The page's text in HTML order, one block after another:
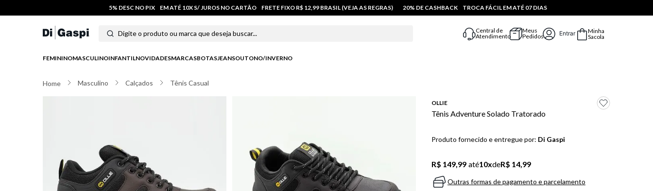
5% DESC NO PIX EM ATÉ 10X S/ JUROS NO CARTÃO FRETE FIXO R$ 12,99 BRASIL (VEJA AS REGRAS) 20% DE CASHBACK TROCA FÁCIL EM ATÉ 07 DIAS
Digite o produto ou marca que deseja buscar...
Central de
Atendimento
Meus
Pedidos
Entrar
Minha
Sacola
FEMININOMASCULINOINFANTILNOVIDADESMARCASBOTASJEANSOUTONO/INVERNO
Masculino Calçados Tênis Casual
OLLIE
Tênis Adventure Solado Tratorado
Produto fornecido e entregue por: Di Gaspi
R$ 149,99 até10xdeR$ 14,99
Outras formas de pagamento e parcelamento
5º bota
6º sandalia